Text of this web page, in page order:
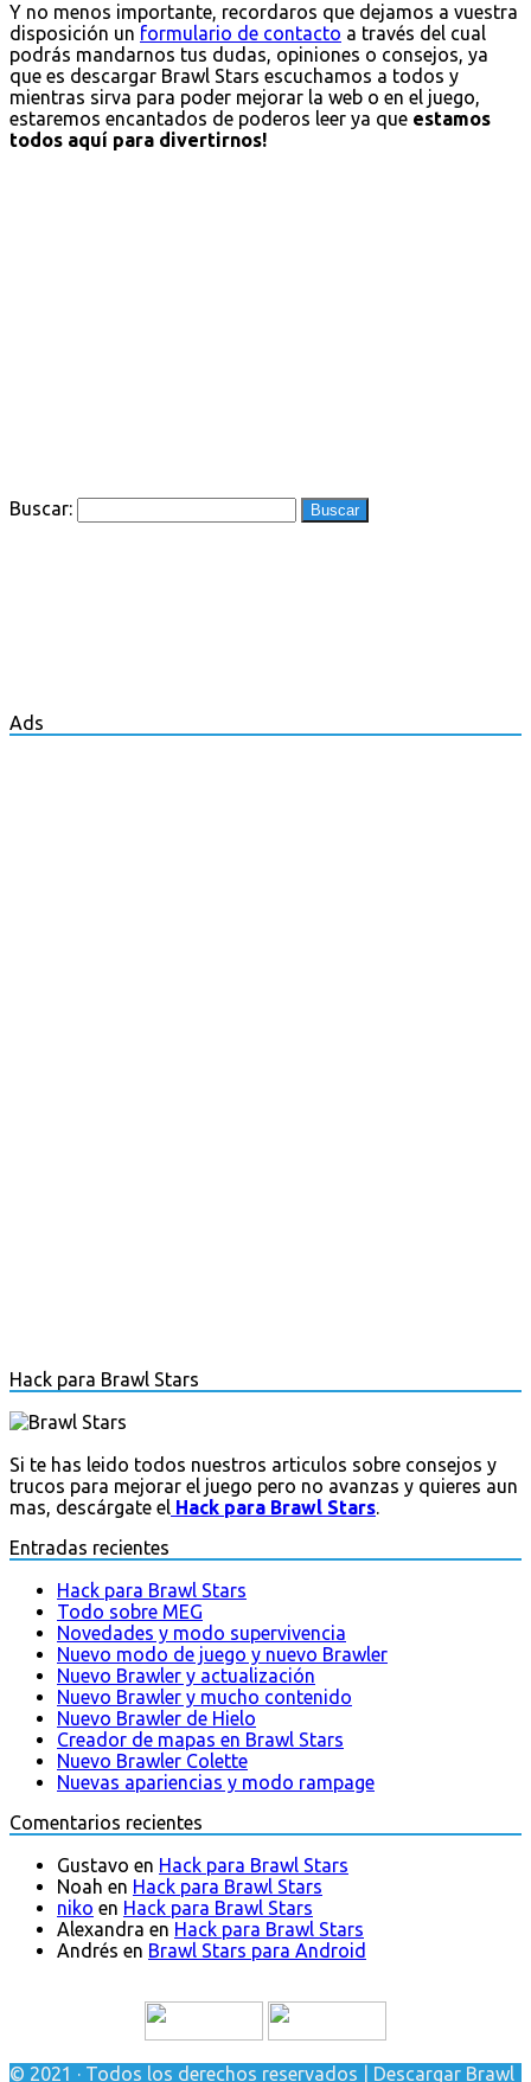
Y no menos importante, recordaros que dejamos a vuestra
disposición un formulario de contacto a través del cual
podrás mandarnos tus dudas, opiniones o consejos, ya
que es descargar Brawl Stars escuchamos a todos y
mientras sirva para poder mejorar la web o en el juego,
estaremos encantados de poderos leer ya que estamos
todos aquí para divertirnos!
Buscar:
Ads
Hack para Brawl Stars
Si te has leido todos nuestros articulos sobre consejos y
trucos para mejorar el juego pero no avanzas y quieres aun
mas, descárgate el Hack para Brawl Stars.
Entradas recientes
Hack para Brawl Stars
Todo sobre MEG
Novedades y modo supervivencia
Nuevo modo de juego y nuevo Brawler
Nuevo Brawler y actualización
Nuevo Brawler y mucho contenido
Nuevo Brawler de Hielo
Creador de mapas en Brawl Stars
Nuevo Brawler Colette
Nuevas apariencias y modo rampage
Comentarios recientes
Gustavo en Hack para Brawl Stars
Noah en Hack para Brawl Stars
niko en Hack para Brawl Stars
Alexandra en Hack para Brawl Stars
Andrés en Brawl Stars para Android
© 2021 · Todos los derechos reservados | Descargar Brawl